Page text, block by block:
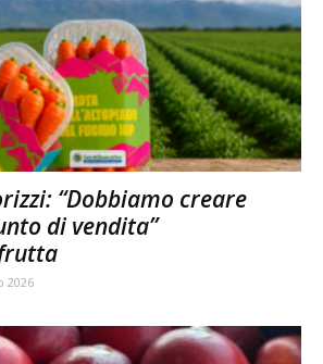
“Dobbiamo creare
di vendita”
2026